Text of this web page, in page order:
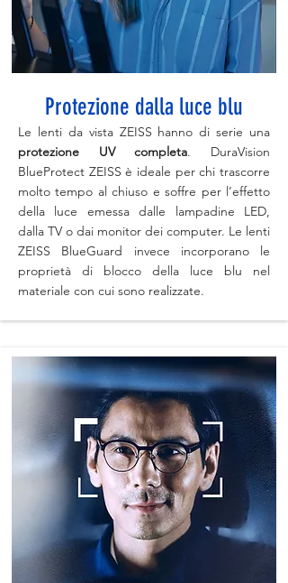
Protezione dalla luce blu
Le lenti da vista ZEISS hanno di serie una
protezione UV completa. DuraVision
BlueProtect ZEISS è ideale per chi trascorre
molto tempo al chiuso e soffre per l’effetto
della luce emessa dalle lampadine LED,
dalla TV o dai monitor dei computer. Le lenti
ZEISS BlueGuard invece incorporano le
proprietà di blocco della luce blu nel
materiale con cui sono realizzate.